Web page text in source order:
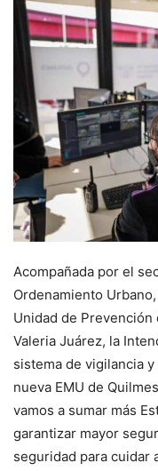
Acompañada por el
Ordenamiento
Unidad de Prevención
Valeria Juárez, la
sistema de vigilancia
nueva EMU de
vamos a sumar más
garantizar mayor
seguridad para cuidar